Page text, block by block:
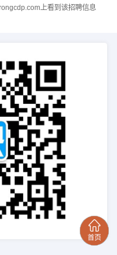
上看到该招聘信息